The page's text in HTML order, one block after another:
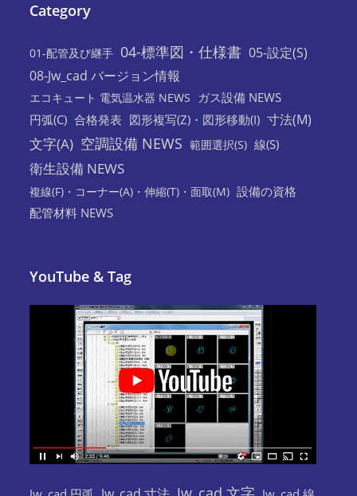
Category
01-配管及び継手 04-標準図・仕様書 05-設定(S)
08-Jw_cad バージョン情報
エコキュート 電気温水器 NEWS
ガス設備 NEWS
円弧(C) 合格発表 図形複写(Z)・図形移動(I) 寸法(M)
文字(A) 空調設備 NEWS 範囲選択(S) 線(S)
衛生設備 NEWS
複線(F)・コーナー(A)・伸縮(T)・面取(M) 設備の資格
配管材料 NEWS
YouTube & Tag